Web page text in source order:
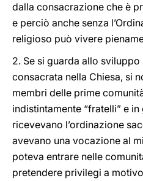
dalla consacrazione che è
e perciò anche senza
religioso può vivere
2. Se si guarda allo
consacrata nella Chiesa, si
membri delle prime
indistintamente “fratelli” e
ricevevano l’ordinazione
avevano una vocazione al
poteva entrare nelle
pretendere privilegi a